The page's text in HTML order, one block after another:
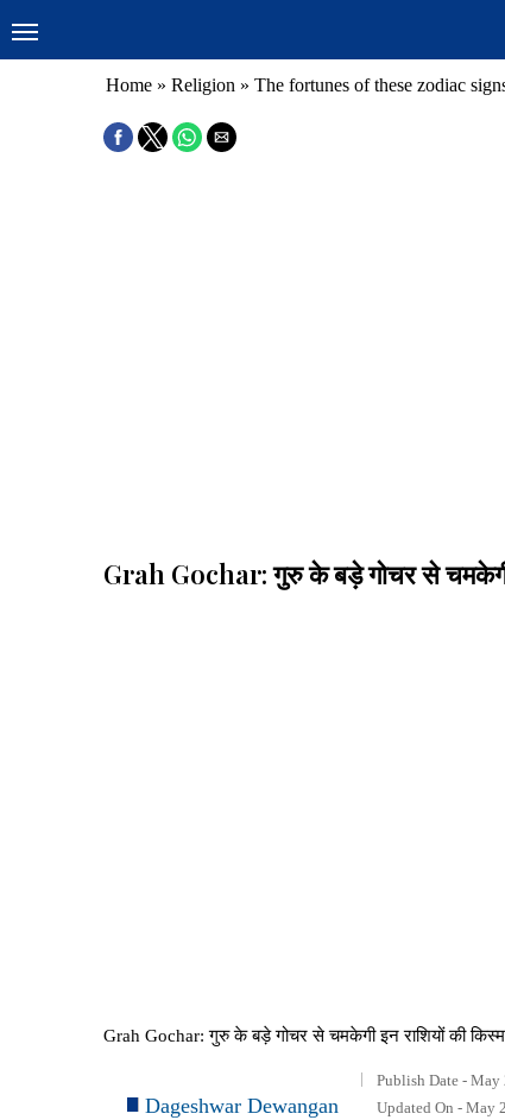
Home » Religion » The fortunes of these zodiac
Grah Gochar: गुरु के बड़े गोचर से
Grah Gochar: गुरु के बड़े गोचर से चमकेगी इन राशियों की
Dageshwar Dewangan
Publish Date -
Updated On - May